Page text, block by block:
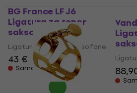
BG France LF J6
Ligatura za tenor
saksofone
Ligatura za tenor saksofone
43 €
Samo po narudžbi